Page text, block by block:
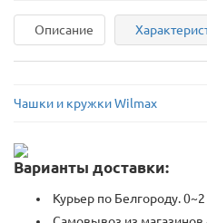
Описание
Чашки и кружки Wilmax
Варианты доставки:
Курьер по Белгороду.